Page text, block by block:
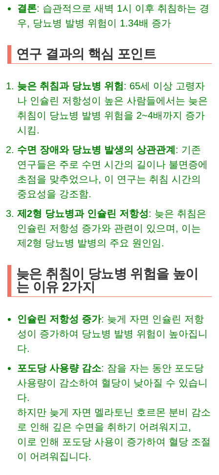
결론: 습관적으로 새벽 1시 이후 취침하는 경
우, 당뇨병 발병 위험이 1.34배 증가
연구 결과의 핵심 포인트
늦은 취침과 당뇨병 위험: 65세 이상 고령자
나 인슐린 저항성이 높은 사람들에서는 늦은
취침이 당뇨병 발병 위험을 2~4배까지 증가
시킴.
수면 장애와 당뇨병 발생의 상관관계 : 기존
연구들은 주로 수면 시간의 길이나 불면증에
초점을 맞추었으나, 이 연구는 취침 시간의
중요성을 강조함.
제2형 당뇨병과 인슐린 저항성: 늦은 취침은
인슐린 저항성 증가와 관련이 있으며, 이는
제2형 당뇨병 발병의 주요 원인임.
늦은 취침이 당뇨병 위험을 높이
는 이유 2가지
인슐린 저항성 증가: 늦게 자면 인슐린 저항
성이 증가하여 당뇨병 발병 위험이 높아집니
다.
포도당 사용량 감소: 잠을 자는 동안 포도당
사용량이 감소하여 혈당이 낮아질 수 있습니
다.
하지만 늦게 자면 멜라토닌 호르몬 분비 감소
로 인해 깊은 수면을 취하기 어려워지고,
이로 인해 포도당 사용이 증가하여 혈당 조절
이 어려워집니다.